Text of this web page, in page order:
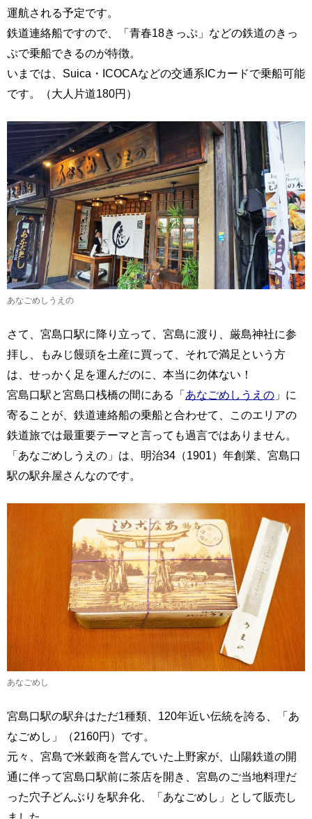
運航される予定です。
鉄道連絡船ですので、「青春18きっぷ」などの鉄道のきっ
ぷで乗船できるのが特徴。
いまでは、Suica・ICOCAなどの交通系ICカードで乗船可能
です。（大人片道180円）
あなごめしうえの
さて、宮島口駅に降り立って、宮島に渡り、厳島神社に参
拝し、もみじ饅頭を土産に買って、それで満足という方
は、せっかく足を運んだのに、本当に勿体ない！
宮島口駅と宮島口桟橋の間にある「あなごめしうえの 」に
寄ることが、鉄道連絡船の乗船と合わせて、このエリアの
鉄道旅では最重要テーマと言っても過言ではありません。
「あなごめしうえの」は、明治34（1901）年創業、宮島口
駅の駅弁屋さんなのです。
あなごめし
宮島口駅の駅弁はただ1種類、120年近い伝統を誇る、「あ
なごめし」（2160円）です。
元々、宮島で米穀商を営んでいた上野家が、山陽鉄道の開
通に伴って宮島口駅前に茶店を開き、宮島のご当地料理だ
った穴子どんぶりを駅弁化、「あなごめし」として販売し